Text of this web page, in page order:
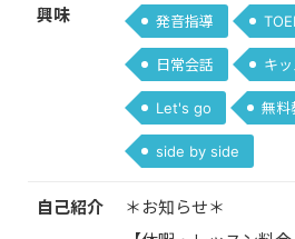
興味 発音指導
日常会話 キ
Let's go 無料
side by side
自己紹介
＊お知らせ＊